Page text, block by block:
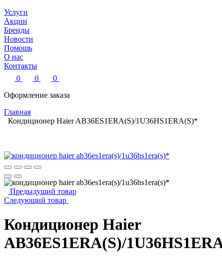
Услуги
Акции
Бренды
Новости
Помощь
О нас
Контакты
0
0
0
Оформление заказа
Главная
Кондиционер Haier AB36ES1ERA(S)/1U36HS1ERA(S)*
Предыдущий товар
Следующий товар
Кондиционер Haier
AB36ES1ERA(S)/